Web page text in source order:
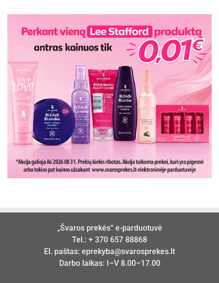
„Švaros prekės“ e-parduotuvė
Tel.: + 370 657 88868
El. paštas: eprekyba@svarosprekes.lt
Darbo laikas: I–V 8.00–17.00